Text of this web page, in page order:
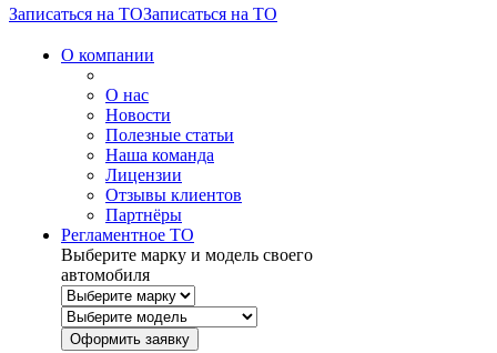
Записаться на ТОЗаписаться на ТО
О компании
О нас
Новости
Полезные статьи
Наша команда
Лицензии
Отзывы клиентов
Партнёры
Регламентное ТО
Выберите марку и модель своего
автомобиля